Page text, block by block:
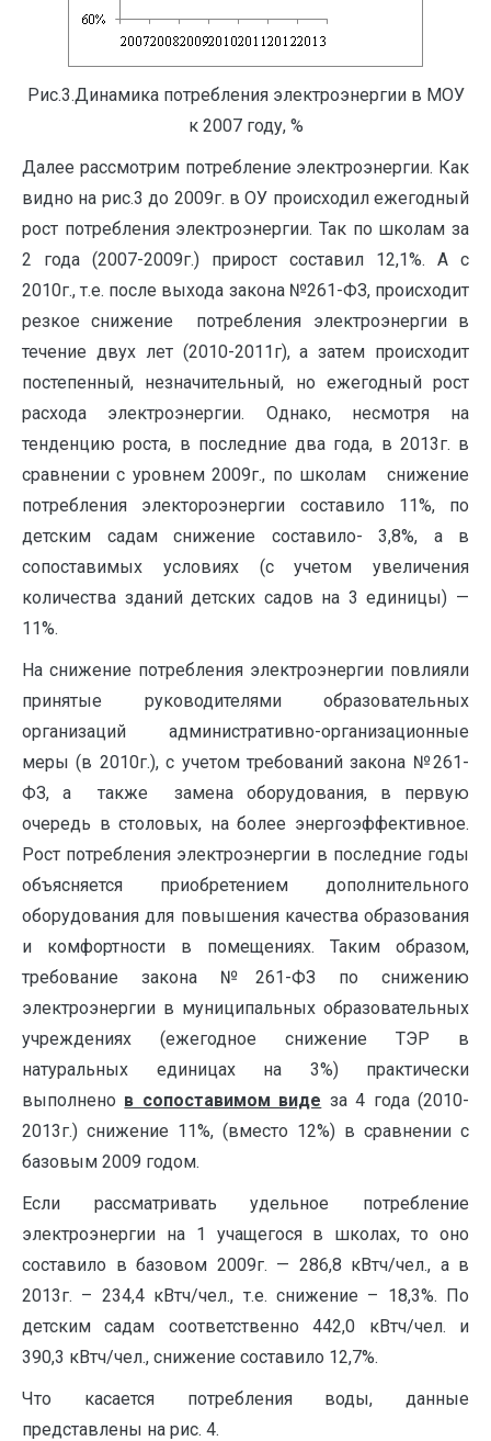
Рис.3.Динамика потребления электроэнергии в МОУ
к 2007 году, %
Далее рассмотрим потребление электроэнергии. Как
видно на рис.3 до 2009г. в ОУ происходил ежегодный
рост потребления электроэнергии. Так по школам за
2 года (2007-2009г.) прирост составил 12,1%. А с
2010г., т.е. после выхода закона №261-ФЗ, происходит
резкое снижение потребления электроэнергии в
течение двух лет (2010-2011г), а затем происходит
постепенный, незначительный, но ежегодный рост
расхода электроэнергии. Однако, несмотря на
тенденцию роста, в последние два года, в 2013г. в
сравнении с уровнем 2009г., по школам снижение
потребления электороэнергии составило 11%, по
детским садам снижение составило- 3,8%, а в
сопоставимых условиях (с учетом увеличения
количества зданий детских садов на 3 единицы) —
11%.
На снижение потребления электроэнергии повлияли
принятые руководителями образовательных
организаций административно-организационные
меры (в 2010г.), с учетом требований закона №261-
ФЗ, а также замена оборудования, в первую
очередь в столовых, на более энергоэффективное.
Рост потребления электроэнергии в последние годы
объясняется приобретением дополнительного
оборудования для повышения качества образования
и комфортности в помещениях. Таким образом,
требование закона №261-ФЗ по снижению
электроэнергии в муниципальных образовательных
учреждениях (ежегодное снижение ТЭР в
натуральных единицах на 3%) практически
выполнено в сопоставимом виде за 4 года (2010-
2013г.) снижение 11%, (вместо 12%) в сравнении с
базовым 2009 годом.
Если рассматривать удельное потребление
электроэнергии на 1 учащегося в школах, то оно
составило в базовом 2009г. — 286,8 кВтч/чел., а в
2013г. – 234,4 кВтч/чел., т.е. снижение – 18,3%. По
детским садам соответственно 442,0 кВтч/чел. и
390,3 кВтч/чел., снижение составило 12,7%.
Что касается потребления воды, данные
представлены на рис. 4.